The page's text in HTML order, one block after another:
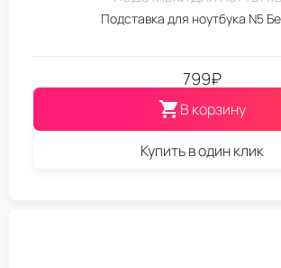
Подставка для ноутбука N5
799₽
В корзину
Купить в один клик